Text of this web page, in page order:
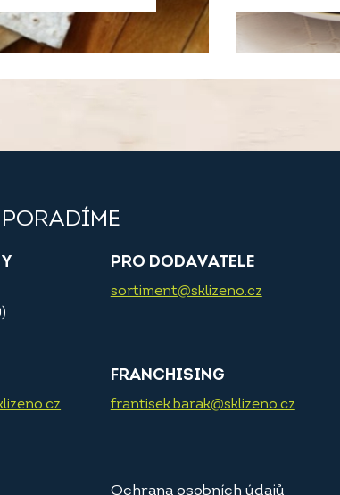
PRO DODAVATELE
sortiment@sklizeno.cz
FRANCHISING
frantisek.barak@sklizeno.cz
Ochrana osobních údajů